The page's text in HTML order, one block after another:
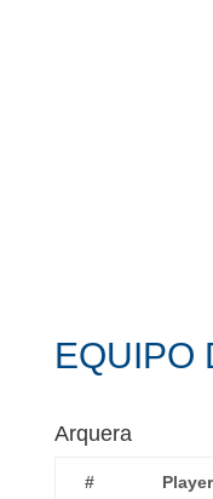
EQUIPO
Arquera
# Player